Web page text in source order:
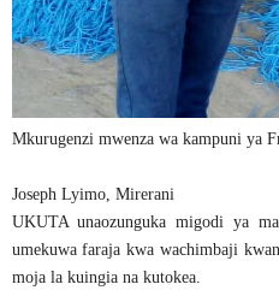
Mkurugenzi mwenza wa kampuni ya
Joseph Lyimo, Mirerani
UKUTA unaozunguka migodi ya
umekuwa faraja kwa wachimbaji
moja la kuingia na kutokea.